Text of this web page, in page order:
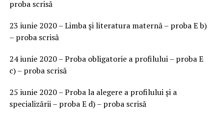
proba scrisă
23 iunie 2020 – Limba și literatura maternă – proba E b)
– proba scrisă
24 iunie 2020 – Proba obligatorie a profilului – proba E
c) – proba scrisă
25 iunie 2020 – Proba la alegere a profilului și a
specializării – proba E d) – proba scrisă